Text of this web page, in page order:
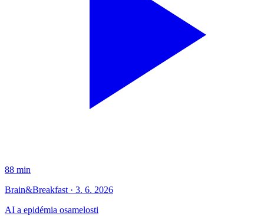
88 min
Brain&Breakfast · 3. 6. 2026
AI a epidémia osamelosti